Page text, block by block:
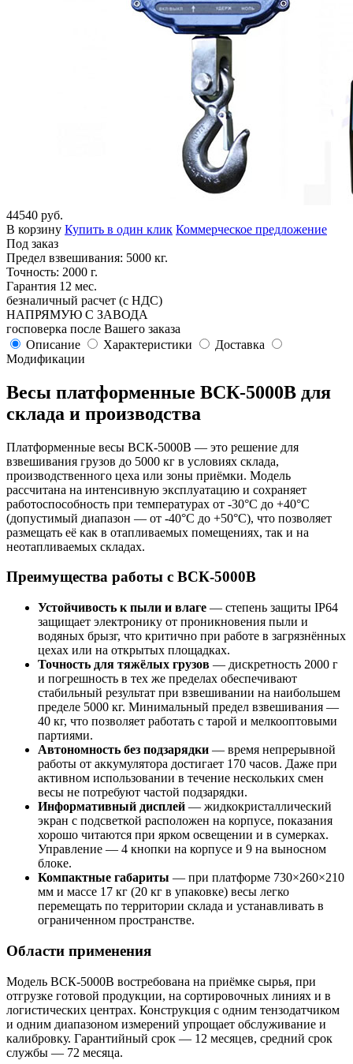
44540 руб.
В корзину Купить в один клик Коммерческое предложение
Под заказ
Предел взвешивания: 5000 кг.
Точность: 2000 г.
Гарантия 12 мес.
безналичный расчет (с НДС)
НАПРЯМУЮ С ЗАВОДА
госповерка после Вашего заказа
Описание
Характеристики
Доставка
Модификации
Весы платформенные ВСК-5000В для
склада и производства
Платформенные весы ВСК-5000В — это решение для
взвешивания грузов до 5000 кг в условиях склада,
производственного цеха или зоны приёмки. Модель
рассчитана на интенсивную эксплуатацию и сохраняет
работоспособность при температурах от -30°C до +40°C
(допустимый диапазон — от -40°C до +50°C), что позволяет
размещать её как в отапливаемых помещениях, так и на
неотапливаемых складах.
Преимущества работы с ВСК-5000В
Устойчивость к пыли и влаге — степень защиты IP64
защищает электронику от проникновения пыли и
водяных брызг, что критично при работе в загрязнённых
цехах или на открытых площадках.
Точность для тяжёлых грузов — дискретность 2000 г
и погрешность в тех же пределах обеспечивают
стабильный результат при взвешивании на наибольшем
пределе 5000 кг. Минимальный предел взвешивания —
40 кг, что позволяет работать с тарой и мелкооптовыми
партиями.
Автономность без подзарядки — время непрерывной
работы от аккумулятора достигает 170 часов. Даже при
активном использовании в течение нескольких смен
весы не потребуют частой подзарядки.
Информативный дисплей — жидкокристаллический
экран с подсветкой расположен на корпусе, показания
хорошо читаются при ярком освещении и в сумерках.
Управление — 4 кнопки на корпусе и 9 на выносном
блоке.
Компактные габариты — при платформе 730×260×210
мм и массе 17 кг (20 кг в упаковке) весы легко
перемещать по территории склада и устанавливать в
ограниченном пространстве.
Области применения
Модель ВСК-5000В востребована на приёмке сырья, при
отгрузке готовой продукции, на сортировочных линиях и в
логистических центрах. Конструкция с одним тензодатчиком
и одним диапазоном измерений упрощает обслуживание и
калибровку. Гарантийный срок — 12 месяцев, средний срок
службы — 72 месяца.